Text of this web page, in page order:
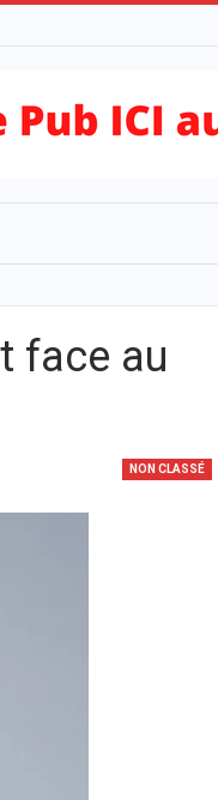
face au
NON CLASSÉ